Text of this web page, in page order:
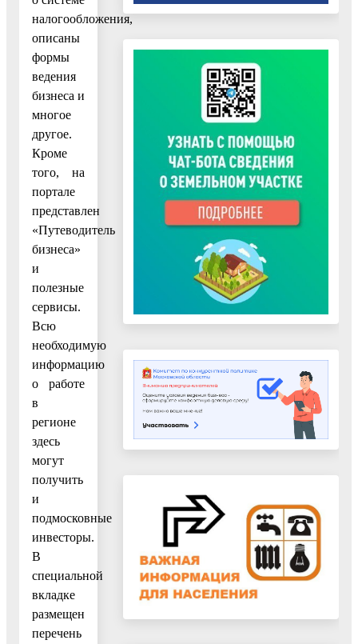
налогообложения,
описаны
формы
ведения
бизнеса и
многое
другое.
Кроме
того, на
портале
представлен
«Путеводитель
бизнеса»
и
полезные
сервисы.
Всю
необходимую
информацию
о работе
в
регионе
здесь
могут
получить
и
подмосковные
инвесторы.
В
специальной
вкладке
размещен
перечень